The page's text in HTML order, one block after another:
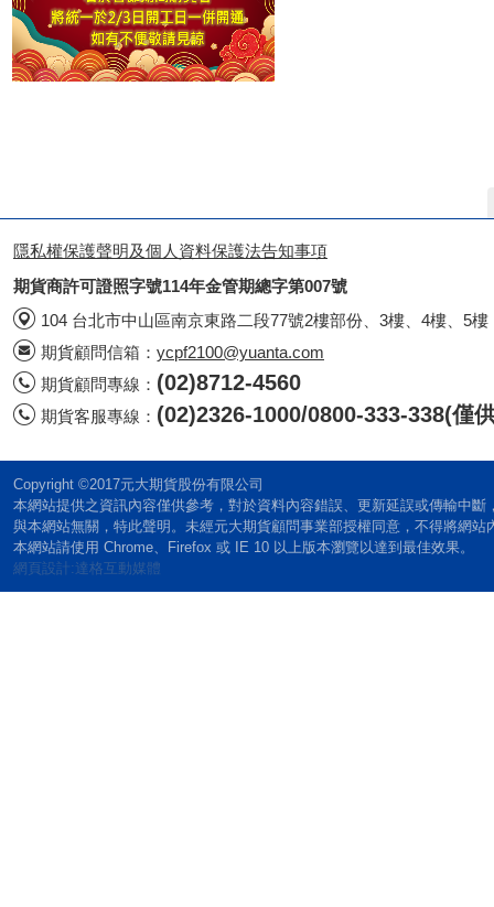
隱私權保護聲明及個人資料保護法告知事項
期貨商許可證照字號114年金管期總字第007號
104 台北市中山區南京東路二段77號2樓部份、3樓、4樓、5樓
期貨顧問信箱： ycpf2100@yuanta.com
期貨顧問專線： (02)8712-4560
期貨客服專線： (02)2326-1000/0800-333-338(僅
Copyright ©2017元大期貨股份有限公司
本網站提供之資訊內容僅供參考，對於資料內容錯誤、更新延誤或傳輸中
與本網站無關，特此聲明。未經元大期貨顧問事業部授權同意，不得將網站
本網站請使用 Chrome、Firefox 或 IE 10 以上版本瀏覽以達到最佳效果。
網頁設計:達格互動媒體